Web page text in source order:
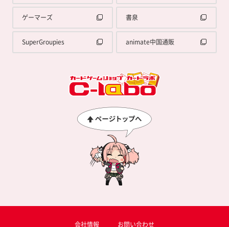
ゲーマーズ 書泉
SuperGroupies animate中国通販
会社情報 お問い合わせ